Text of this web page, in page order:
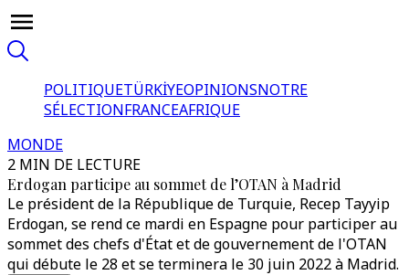
POLITIQUETÜRKİYEOPINIONSNOTRE
SÉLECTIONFRANCEAFRIQUE
MONDE
2 MIN DE LECTURE
Erdogan participe au sommet de l’OTAN à Madrid
Le président de la République de Turquie, Recep Tayyip
Erdogan, se rend ce mardi en Espagne pour participer au
sommet des chefs d'État et de gouvernement de l'OTAN
qui débute le 28 et se terminera le 30 juin 2022 à Madrid.